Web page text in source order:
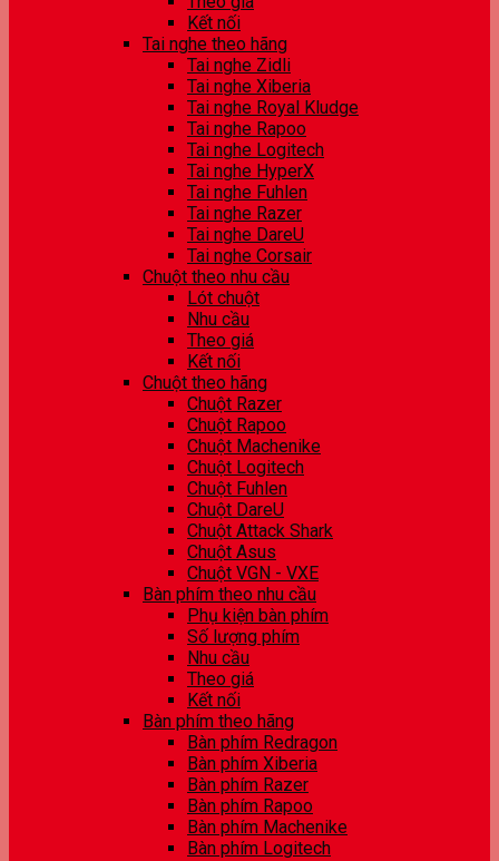
Kết nối
Tai nghe theo hãng
Tai nghe Zidli
Tai nghe Xiberia
Tai nghe Royal Kludge
Tai nghe Rapoo
Tai nghe Logitech
Tai nghe HyperX
Tai nghe Fuhlen
Tai nghe Razer
Tai nghe DareU
Tai nghe Corsair
Chuột theo nhu cầu
Lót chuột
Nhu cầu
Theo giá
Kết nối
Chuột theo hãng
Chuột Razer
Chuột Rapoo
Chuột Machenike
Chuột Logitech
Chuột Fuhlen
Chuột DareU
Chuột Attack Shark
Chuột Asus
Chuột VGN - VXE
Bàn phím theo nhu cầu
Phụ kiện bàn phím
Số lượng phím
Nhu cầu
Theo giá
Kết nối
Bàn phím theo hãng
Bàn phím Redragon
Bàn phím Xiberia
Bàn phím Razer
Bàn phím Rapoo
Bàn phím Machenike
Bàn phím Logitech